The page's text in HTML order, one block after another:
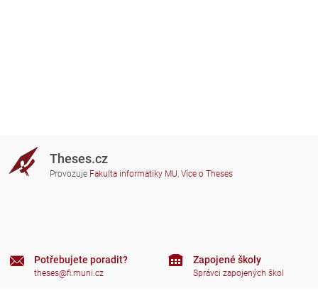
Theses.cz
Provozuje Fakulta informatiky MU, Více o Theses
Potřebujete poradit?
theses@fi.muni.cz
Zapojené školy
Správci zapojených škol